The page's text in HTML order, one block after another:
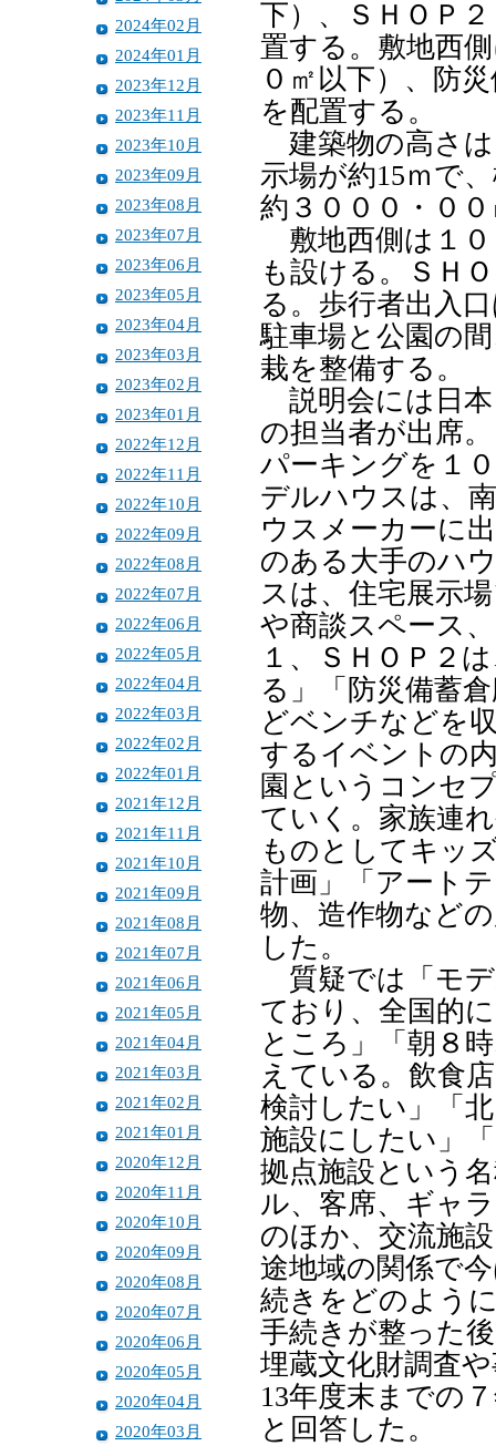
2024年02月
2024年01月
2023年12月
2023年11月
2023年10月
2023年09月
2023年08月
2023年07月
2023年06月
2023年05月
2023年04月
2023年03月
2023年02月
2023年01月
2022年12月
2022年11月
2022年10月
2022年09月
2022年08月
2022年07月
2022年06月
2022年05月
2022年04月
2022年03月
2022年02月
2022年01月
2021年12月
2021年11月
2021年10月
2021年09月
2021年08月
2021年07月
2021年06月
2021年05月
2021年04月
2021年03月
2021年02月
2021年01月
2020年12月
2020年11月
2020年10月
2020年09月
2020年08月
2020年07月
2020年06月
2020年05月
2020年04月
2020年03月
下）、ＳＨＯＰ
置する。敷地西
０㎡以下）、防
を配置する。
建築物の高さは
示場が約15ｍで
約３０００・０
敷地西側は１０
も設ける。ＳＨ
る。歩行者出入
駐車場と公園の
栽を整備する。
説明会には日本
の担当者が出席
パーキングを１
デルハウスは、
ウスメーカーに
のある大手のハ
スは、住宅展示
や商談スペース
１、ＳＨＯＰ２
る」「防災備蓄
どベンチなどを
するイベントの
園というコンセ
ていく。家族連
ものとしてキッ
計画」「アート
物、造作物など
した。
質疑では「モ
ており、全国的
ところ」「朝８
えている。飲食
検討したい」「
施設にしたい」
拠点施設という
ル、客席、ギャ
のほか、交流施
途地域の関係で
続きをどのよう
手続きが整った
埋蔵文化財調査
13年度末までの
と回答した。